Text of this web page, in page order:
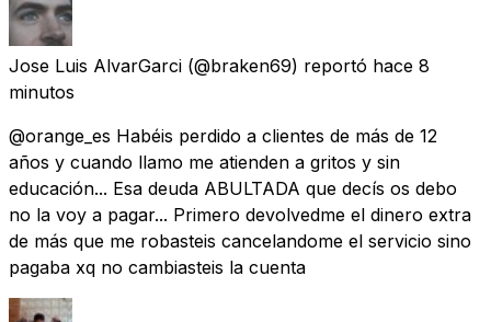
Jose Luis AlvarGarci (@braken69) reportó hace 8
minutos
@orange_es Habéis perdido a clientes de más de 12
años y cuando llamo me atienden a gritos y sin
educación... Esa deuda ABULTADA que decís os debo
no la voy a pagar... Primero devolvedme el dinero extra
de más que me robasteis cancelandome el servicio sino
pagaba xq no cambiasteis la cuenta